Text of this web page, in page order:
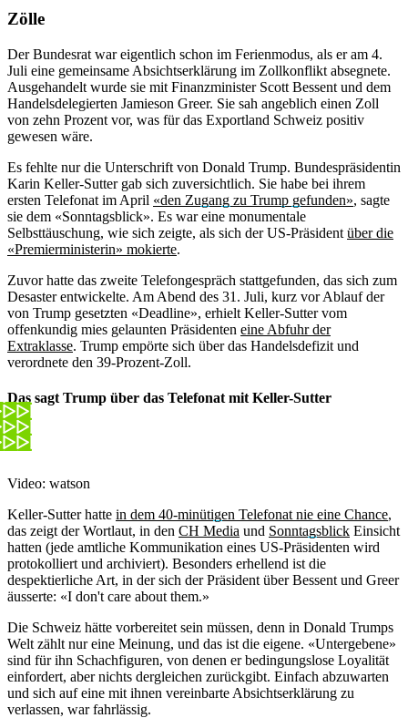
Zölle
Der Bundesrat war eigentlich schon im Ferienmodus, als er am 4.
Juli eine gemeinsame Absichtserklärung im Zollkonflikt absegnete.
Ausgehandelt wurde sie mit Finanzminister Scott Bessent und dem
Handelsdelegierten Jamieson Greer. Sie sah angeblich einen Zoll
von zehn Prozent vor, was für das Exportland Schweiz positiv
gewesen wäre.
Es fehlte nur die Unterschrift von Donald Trump. Bundespräsidentin
Karin Keller-Sutter gab sich zuversichtlich. Sie habe bei ihrem
ersten Telefonat im April «den Zugang zu Trump gefunden», sagte
sie dem «Sonntagsblick». Es war eine monumentale
Selbsttäuschung, wie sich zeigte, als sich der US-Präsident über die
«Premierministerin» mokierte.
Zuvor hatte das zweite Telefongespräch stattgefunden, das sich zum
Desaster entwickelte. Am Abend des 31. Juli, kurz vor Ablauf der
von Trump gesetzten «Deadline», erhielt Keller-Sutter vom
offenkundig mies gelaunten Präsidenten eine Abfuhr der
Extraklasse. Trump empörte sich über das Handelsdefizit und
verordnete den 39-Prozent-Zoll.
Das sagt Trump über das Telefonat mit Keller-Sutter
Video: watson
Keller-Sutter hatte in dem 40-minütigen Telefonat nie eine Chance,
das zeigt der Wortlaut, in den CH Media und Sonntagsblick Einsicht
hatten (jede amtliche Kommunikation eines US-Präsidenten wird
protokolliert und archiviert). Besonders erhellend ist die
despektierliche Art, in der sich der Präsident über Bessent und Greer
äusserte: «I don't care about them.»
Die Schweiz hätte vorbereitet sein müssen, denn in Donald Trumps
Welt zählt nur eine Meinung, und das ist die eigene. «Untergebene»
sind für ihn Schachfiguren, von denen er bedingungslose Loyalität
einfordert, aber nichts dergleichen zurückgibt. Einfach abzuwarten
und sich auf eine mit ihnen vereinbarte Absichtserklärung zu
verlassen, war fahrlässig.